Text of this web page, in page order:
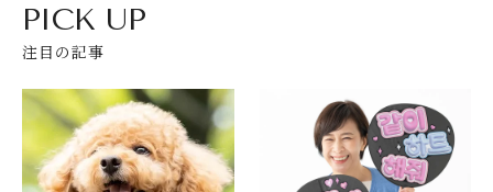
PICK UP
注目の記事